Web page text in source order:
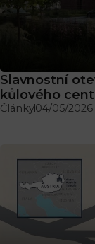
Slavnostní
kůlového
Články04/05/2026